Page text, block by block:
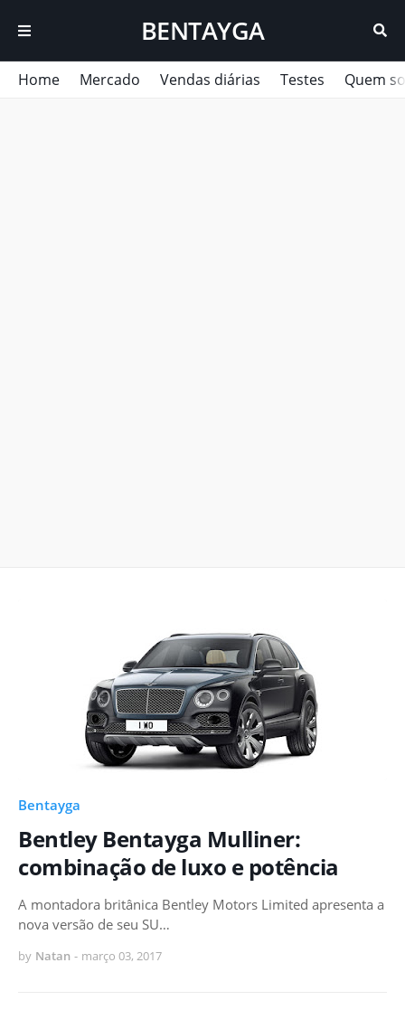
BENTAYGA
Home Mercado Vendas diárias Testes Quem
Bentayga
Bentley Bentayga Mulliner:
combinação de luxo e potência
A montadora britânica Bentley Motors Limited apresenta a
nova versão de seu SU…
by Natan - março 03, 2017